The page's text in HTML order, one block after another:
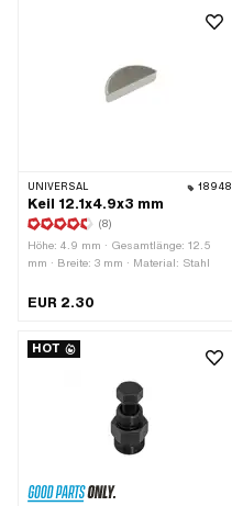
UNIVERSAL 18948
Keil 12.1x4.9x3 mm
(8)
Höhe: 4.9 mm · Gesamtlänge: 12.5
mm · Breite: 3 mm · Material: Stahl
EUR 2.30
HOT